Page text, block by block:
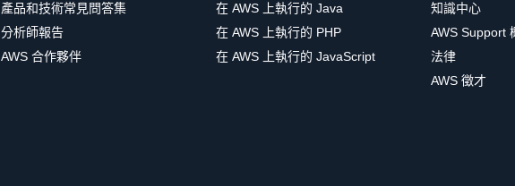
產品和技術常見問答集
分析師報告
AWS 合作夥伴
在 AWS 上執行的 Java
在 AWS 上執行的 PHP
在 AWS 上執行的 JavaScript
知識中心
AWS Support
法律
AWS 徵才